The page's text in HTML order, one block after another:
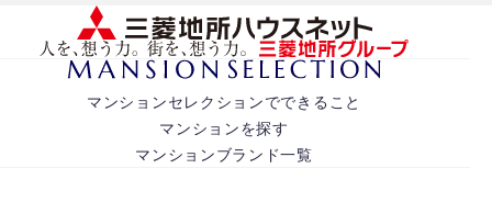
マンションセレクションでできること
マンションを探す
マンションブランド一覧